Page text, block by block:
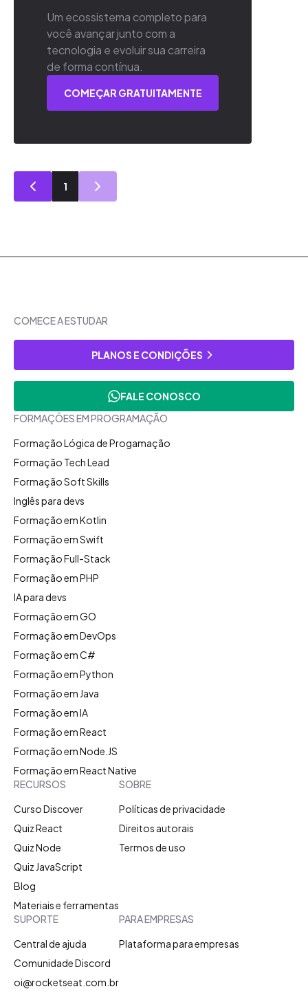
Um ecossistema completo para
você avançar junto com a
tecnologia e evoluir sua carreira
de forma contínua.
COMEÇAR GRATUITAMENTE
1
COMECE A ESTUDAR
PLANOS E CONDIÇÕES
FALE CONOSCO
FORMAÇÕES EM PROGRAMAÇÃO
Formação Lógica de Progamação
Formação Tech Lead
Formação Soft Skills
Inglês para devs
Formação em Kotlin
Formação em Swift
Formação Full-Stack
Formação em PHP
IA para devs
Formação em GO
Formação em DevOps
Formação em C#
Formação em Python
Formação em Java
Formação em IA
Formação em React
Formação em Node.JS
Formação em React Native
RECURSOS
Curso Discover
Quiz React
Quiz Node
Quiz JavaScript
Blog
Materiais e ferramentas
SOBRE
Políticas de privacidade
Direitos autorais
Termos de uso
SUPORTE
Central de ajuda
Comunidade Discord
oi@rocketseat.com.br
PARA EMPRESAS
Plataforma para empresas